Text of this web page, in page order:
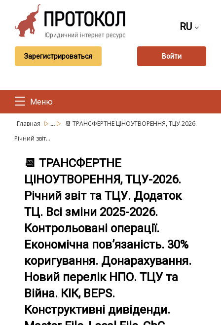
RU
Зарегистрироваться Войти
Меню
Главная ...
📆 ТРАНСФЕРТНЕ ЦІНОУТВОРЕННЯ, ТЦУ-2026.
Річний звіт...
📆 ТРАНСФЕРТНЕ
ЦІНОУТВОРЕННЯ, ТЦУ-2026.
Річний звіт та ТЦУ. Додаток
ТЦ. Всі зміни 2025-2026.
Контрольовані операції.
Економічна пов’язаність. 30%
коригування. Донарахування.
Новий перелік НПО. ТЦУ та
Війна. КІК, BEPS.
Конструктивні дивіденди.